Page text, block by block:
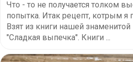
Что - то не получается толком
попытка. Итак рецепт, котрым я
Взят из книги нашей
"Сладкая выпечка". Книги ...